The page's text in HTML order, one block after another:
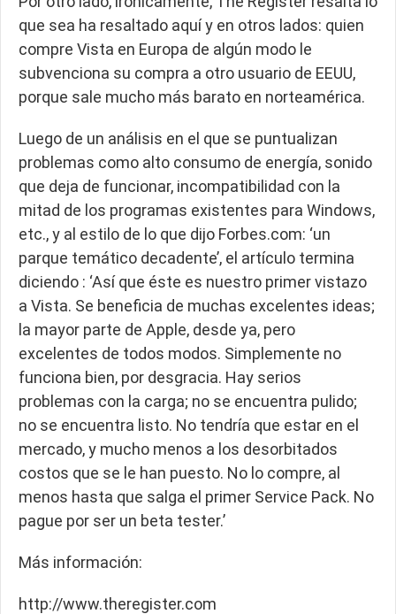
que sea ha resaltado aquí y en otros lados: quien
compre Vista en Europa de algún modo le
subvenciona su compra a otro usuario de EEUU,
porque sale mucho más barato en norteamérica.
Luego de un análisis en el que se puntualizan
problemas como alto consumo de energía, sonido
que deja de funcionar, incompatibilidad con la
mitad de los programas existentes para Windows,
etc., y al estilo de lo que dijo Forbes.com: ‘un
parque temático decadente’, el artículo termina
diciendo : ‘Así que éste es nuestro primer vistazo
a Vista. Se beneficia de muchas excelentes ideas;
la mayor parte de Apple, desde ya, pero
excelentes de todos modos. Simplemente no
funciona bien, por desgracia. Hay serios
problemas con la carga; no se encuentra pulido;
no se encuentra listo. No tendría que estar en el
mercado, y mucho menos a los desorbitados
costos que se le han puesto. No lo compre, al
menos hasta que salga el primer Service Pack. No
pague por ser un beta tester.’
Más información:
http://www.theregister.com